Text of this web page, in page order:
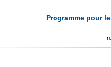
Programme pour